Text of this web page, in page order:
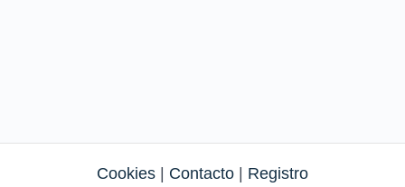
Cookies Contacto Registro